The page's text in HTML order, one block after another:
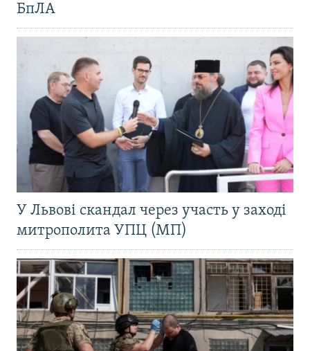
БпЛА
У Львові скандал через участь у заході
митрополита УПЦ (МП)